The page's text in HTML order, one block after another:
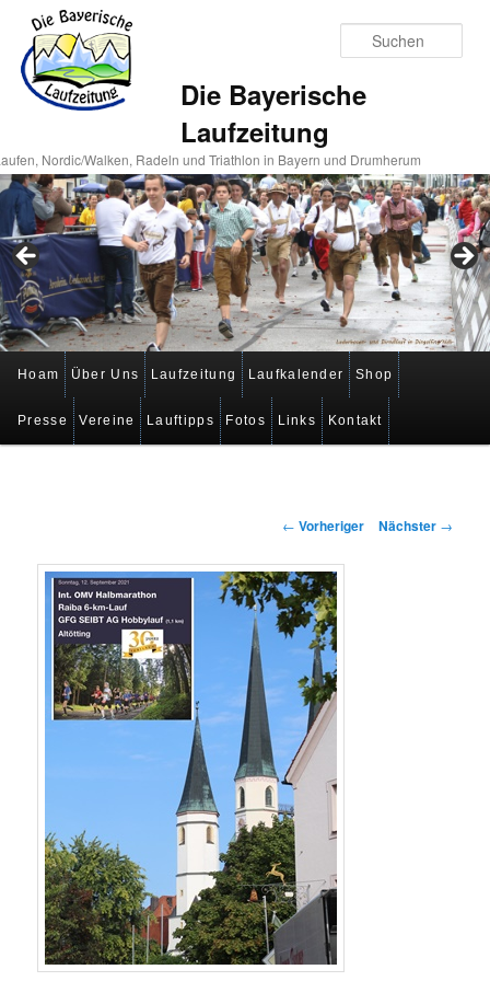
Die Bayerische
Laufzeitung
Nordic/Walken, Radeln und Triathlon in Bayern und Drumherum
Hauptmenü
Zum
primären
Zum
sekundären
Hoam Über Uns Laufzeitung Laufkalender Shop
Presse Vereine Lauftipps Fotos Links Kontakt
Beitragsnavigation
← Vorheriger Nächster →